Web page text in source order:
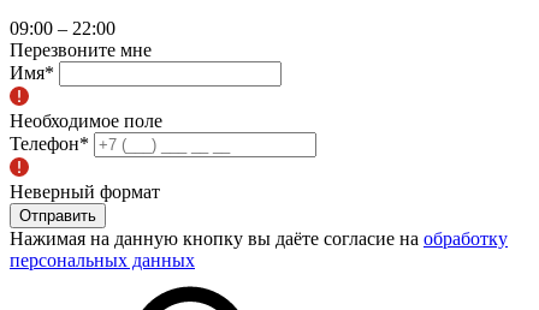
09:00 – 22:00
Перезвоните мне
Имя*
Необходимое поле
Телефон*
Неверный формат
Отправить
Нажимая на данную кнопку вы даёте согласие на обработку
персональных данных